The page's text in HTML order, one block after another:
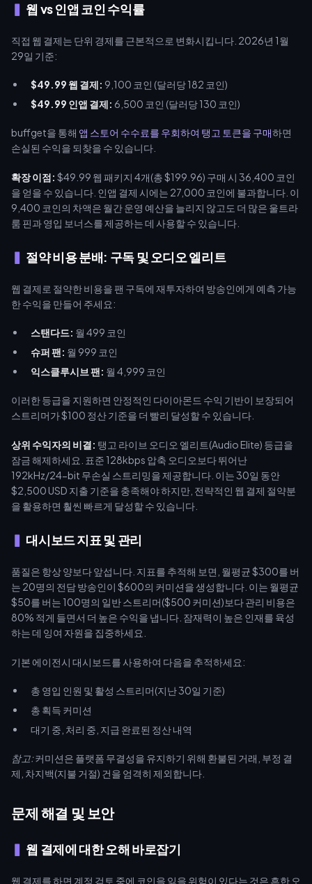
웹 vs 인앱 코인 수익률
직접 웹 결제는 단위 경제를 근본적으로 변화시킵니다. 2026년 1월
29일 기준:
$49.99 웹 결제: 9,100 코인 (달러당 182 코인)
$49.99 인앱 결제: 6,500 코인 (달러당 130 코인)
buffget을 통해 앱 스토어 수수료를 우회하여 탱고 토큰을 구매하면
손실된 수익을 되찾을 수 있습니다.
확장 이점: $49.99 웹 패키지 4개(총 $199.96) 구매 시 36,400 코인
을 얻을 수 있습니다. 인앱 결제 시에는 27,000 코인에 불과합니다. 이
9,400 코인의 차액은 월간 운영 예산을 늘리지 않고도 더 많은 울트라
룸 핀과 영입 보너스를 제공하는 데 사용할 수 있습니다.
절약 비용 분배: 구독 및 오디오 엘리트
웹 결제로 절약한 비용을 팬 구독에 재투자하여 방송인에게 예측 가능
한 수익을 만들어 주세요:
스탠다드: 월 499 코인
슈퍼 팬: 월 999 코인
익스클루시브 팬: 월 4,999 코인
이러한 등급을 지원하면 안정적인 다이아몬드 수익 기반이 보장되어
스트리머가 $100 정산 기준을 더 빨리 달성할 수 있습니다.
상위 수익자의 비결: 탱고 라이브 오디오 엘리트(Audio Elite) 등급을
잠금 해제하세요. 표준 128kbps 압축 오디오보다 뛰어난
192kHz/24-bit 무손실 스트리밍을 제공합니다. 이는 30일 동안
$2,500 USD 지출 기준을 충족해야 하지만, 전략적인 웹 결제 절약분
을 활용하면 훨씬 빠르게 달성할 수 있습니다.
대시보드 지표 및 관리
품질은 항상 양보다 앞섭니다. 지표를 추적해 보면, 월평균 $300를 버
는 20명의 전담 방송인이 $600의 커미션을 생성합니다. 이는 월평균
$50를 버는 100명의 일반 스트리머($500 커미션)보다 관리 비용은
80% 적게 들면서 더 높은 수익을 냅니다. 잠재력이 높은 인재를 육성
하는 데 잉여 자원을 집중하세요.
기본 에이전시 대시보드를 사용하여 다음을 추적하세요:
총 영입 인원 및 활성 스트리머(지난 30일 기준)
총 획득 커미션
대기 중, 처리 중, 지급 완료된 정산 내역
참고:커미션은 플랫폼 무결성을 유지하기 위해 환불된 거래, 부정 결
제, 차지백(지불 거절) 건을 엄격히 제외합니다.
문제 해결 및 보안
웹 결제에 대한 오해 바로잡기
웹 결제를 하면 계정 검토 중에 코인을 잃을 위험이 있다는 것은 흔한 오